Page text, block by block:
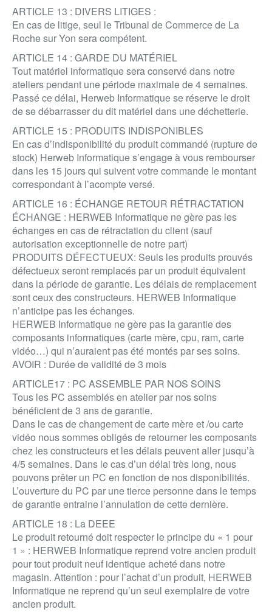
ARTICLE 13 : DIVERS LITIGES :
En cas de litige, seul le Tribunal de Commerce de La
Roche sur Yon sera compétent.
ARTICLE 14 : GARDE DU MATÉRIEL
Tout matériel informatique sera conservé dans notre
ateliers pendant une période maximale de 4 semaines.
Passé ce délai, Herweb Informatique se réserve le droit
de se débarrasser du dit matériel dans une déchetterie.
ARTICLE 15 : PRODUITS INDISPONIBLES
En cas d’indisponibilité du produit commandé (rupture de
stock) Herweb Informatique s’engage à vous rembourser
dans les 15 jours qui suivent votre commande le montant
correspondant à l’acompte versé.
ARTICLE 16 : ÉCHANGE RETOUR RÉTRACTATION
ÉCHANGE : HERWEB Informatique ne gère pas les
échanges en cas de rétractation du client (sauf
autorisation exceptionnelle de notre part)
PRODUITS DÉFECTUEUX: Seuls les produits prouvés
défectueux seront remplacés par un produit équivalent
dans la période de garantie. Les délais de remplacement
sont ceux des constructeurs. HERWEB Informatique
n’anticipe pas les échanges.
HERWEB Informatique ne gère pas la garantie des
composants informatiques (carte mère, cpu, ram, carte
vidéo…) qui n’auraient pas été montés par ses soins.
AVOIR : Durée de validité de 3 mois
ARTICLE17 : PC ASSEMBLE PAR NOS SOINS
Tous les PC assemblés en atelier par nos soins
bénéficient de 3 ans de garantie.
Dans le cas de changement de carte mère et /ou carte
vidéo nous sommes obligés de retourner les composants
chez les constructeurs et les délais peuvent aller jusqu’à
4/5 semaines. Dans le cas d’un délai très long, nous
pouvons prêter un PC en fonction de nos disponibilités.
L’ouverture du PC par une tierce personne dans le temps
de garantie entraine l’annulation de cette dernière.
ARTICLE 18 : La DEEE
Le produit retourné doit respecter le principe du « 1 pour
1 » : HERWEB Informatique reprend votre ancien produit
pour tout produit neuf identique acheté dans notre
magasin. Attention : pour l’achat d’un produit, HERWEB
Informatique ne reprend qu’un seul exemplaire de votre
ancien produit.